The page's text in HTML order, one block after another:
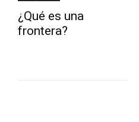
¿Qué es una
frontera?